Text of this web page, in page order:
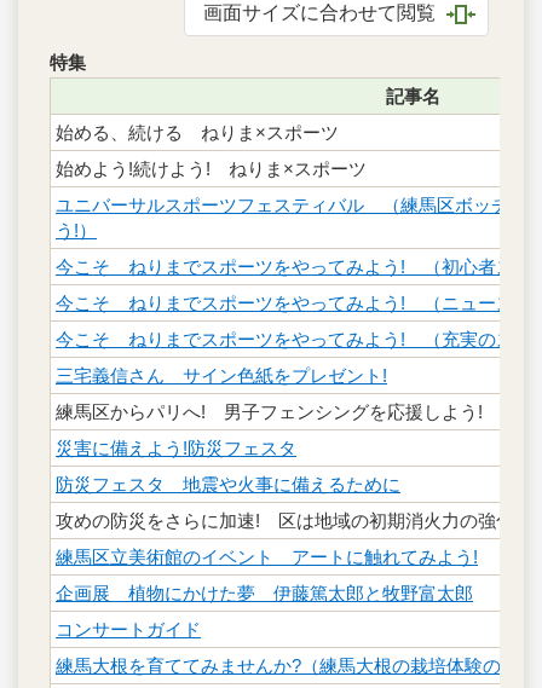
画面サイズに合わせて閲覧
特集
記事名
始める、続ける ねりま×スポーツ
始めよう!続けよう! ねりま×スポーツ
ユニバーサルスポーツフェスティバル （練馬区ボッチャ
う!）
今こそ ねりまでスポーツをやってみよう! （初心者スポ
今こそ ねりまでスポーツをやってみよう! （ニュースポ
今こそ ねりまでスポーツをやってみよう! （充実のスポ
三宅義信さん サイン色紙をプレゼント!
練馬区からパリへ! 男子フェンシングを応援しよう!
災害に備えよう!防災フェスタ
防災フェスタ 地震や火事に備えるために
攻めの防災をさらに加速! 区は地域の初期消火力の強化に
練馬区立美術館のイベント アートに触れてみよう!
企画展 植物にかけた夢 伊藤篤太郎と牧野富太郎
コンサートガイド
練馬大根を育ててみませんか?（練馬大根の栽培体験の参